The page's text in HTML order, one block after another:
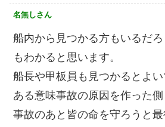
名無しさん
船内から見つかる方もいるだ
もわかると思います。
船長や甲板員も見つかるとよい
ある意味事故の原因を作った側
事故のあと皆の命を守ろうと